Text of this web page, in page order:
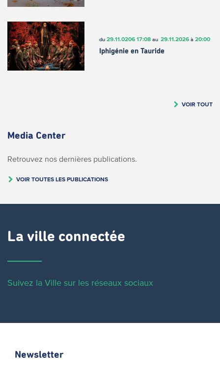
du 29.11.0206 17:08au 29.11.2026à 20:00
Iphigénie en Tauride
VOIR TOUT
Media Center
Retrouvez nos dernières publications.
VOIR TOUTES LES PUBLICATIONS
La ville connectée
Suivez la Ville sur les réseaux sociaux
Newsletter